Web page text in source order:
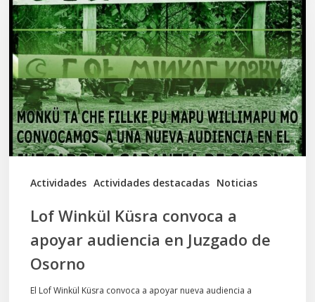
Actividades Actividades destacadas Noticias
Küsra
convoca
a
apoyar
audiencia
en
Juzgado
Lof Winkül Küsra convoca a
apoyar audiencia en Juzgado de
Osorno
El Lof Winkül Küsra convoca a apoyar nueva audiencia a